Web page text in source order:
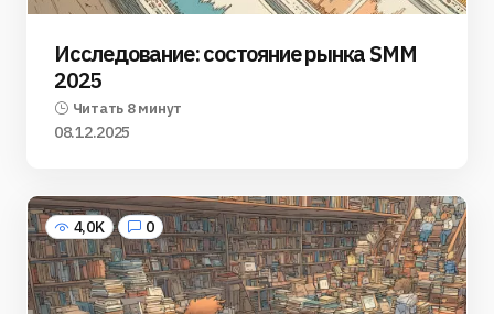
Исследование: состояние рынка SMM
2025
Читать 8 минут
08.12.2025
4,0K 0